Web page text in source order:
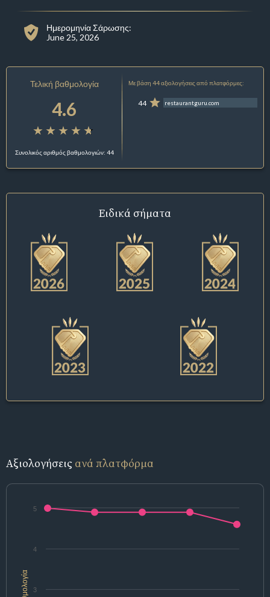
Ημερομηνία Σάρωσης:
June 25, 2026
Τελική βαθμολογία
4.6
Συνολικός αριθμός βαθμολογιών: 44
Με βάση 44 αξιολογήσεις από πλατφόρμες:
44 restaurantguru.com
Ειδικά σήματα
Αξιολογήσεις ανά πλατφόρμα
3
4
5